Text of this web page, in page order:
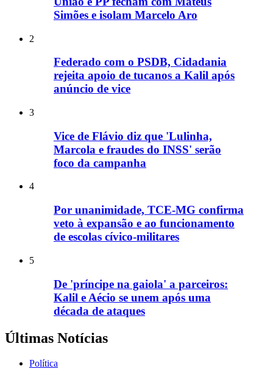
Simões e isolam Marcelo Aro
2
Federado com o PSDB, Cidadania
rejeita apoio de tucanos a Kalil após
anúncio de vice
3
Vice de Flávio diz que 'Lulinha,
Marcola e fraudes do INSS' serão
foco da campanha
4
Por unanimidade, TCE-MG confirma
veto à expansão e ao funcionamento
de escolas cívico-militares
5
De 'príncipe na gaiola' a parceiros:
Kalil e Aécio se unem após uma
década de ataques
Últimas Notícias
Política